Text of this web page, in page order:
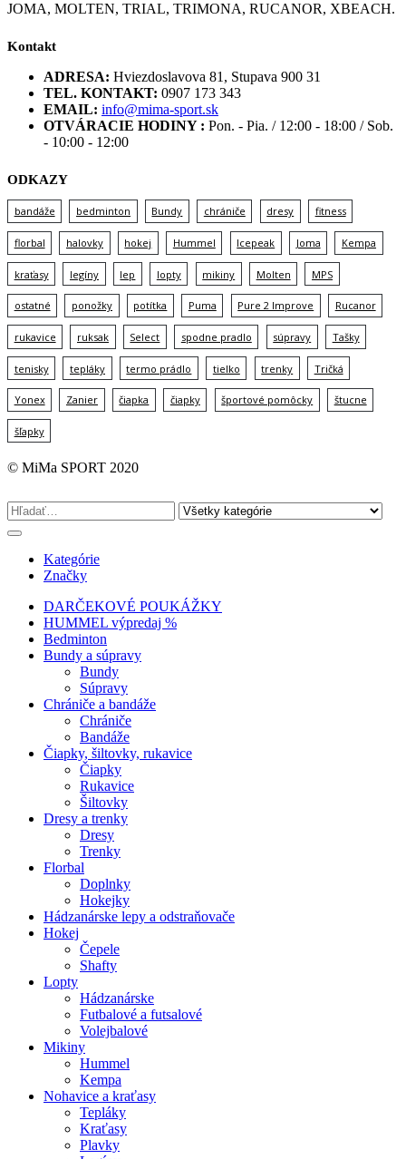
JOMA, MOLTEN, TRIAL, TRIMONA, RUCANOR, XBEACH.
Kontakt
ADRESA: Hviezdoslavova 81, Stupava 900 31
TEL. KONTAKT: 0907 173 343
EMAIL: info@mima-sport.sk
OTVÁRACIE HODINY : Pon. - Pia. / 12:00 - 18:00 / Sob.
- 10:00 - 12:00
ODKAZY
bandáže bedminton Bundy chrániče dresy fitness
florbal halovky hokej Hummel Icepeak Joma Kempa
kraťasy legíny lep lopty mikiny Molten MPS
ostatné ponožky potítka Puma Pure 2 Improve Rucanor
rukavice ruksak Select spodne pradlo súpravy Tašky
tenisky tepláky termo prádlo tielko trenky Tričká
Yonex Zanier čiapka čiapky športové pomôcky štucne
šľapky
© MiMa SPORT 2020
Kategórie
Značky
DARČEKOVÉ POUKÁŽKY
HUMMEL výpredaj %
Bedminton
Bundy a súpravy
Bundy
Súpravy
Chrániče a bandáže
Chrániče
Bandáže
Čiapky, šiltovky, rukavice
Čiapky
Rukavice
Šiltovky
Dresy a trenky
Dresy
Trenky
Florbal
Doplnky
Hokejky
Hádzanárske lepy a odstraňovače
Hokej
Čepele
Shafty
Lopty
Hádzanárske
Futbalové a futsalové
Volejbalové
Mikiny
Hummel
Kempa
Nohavice a kraťasy
Tepláky
Kraťasy
Plavky